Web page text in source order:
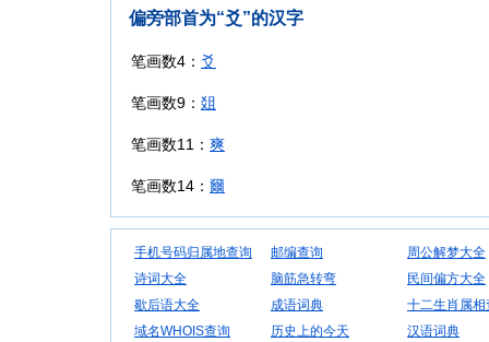
偏旁部首为“爻”的汉字
笔画数4： 爻
笔画数9： 爼
笔画数11： 爽
笔画数14： 爾
手机号码归属地查询 邮编查询
周公解梦大全
诗词大全
脑筋急转弯
民间偏方大全
歇后语大全
成语词典
十二生肖属相
域名WHOIS查询
历史上的今天
汉语词典